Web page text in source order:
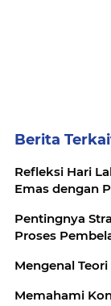
Berita
Refleksi Hari
Emas dengan
Pentingnya
Proses
Mengenal
Memahami